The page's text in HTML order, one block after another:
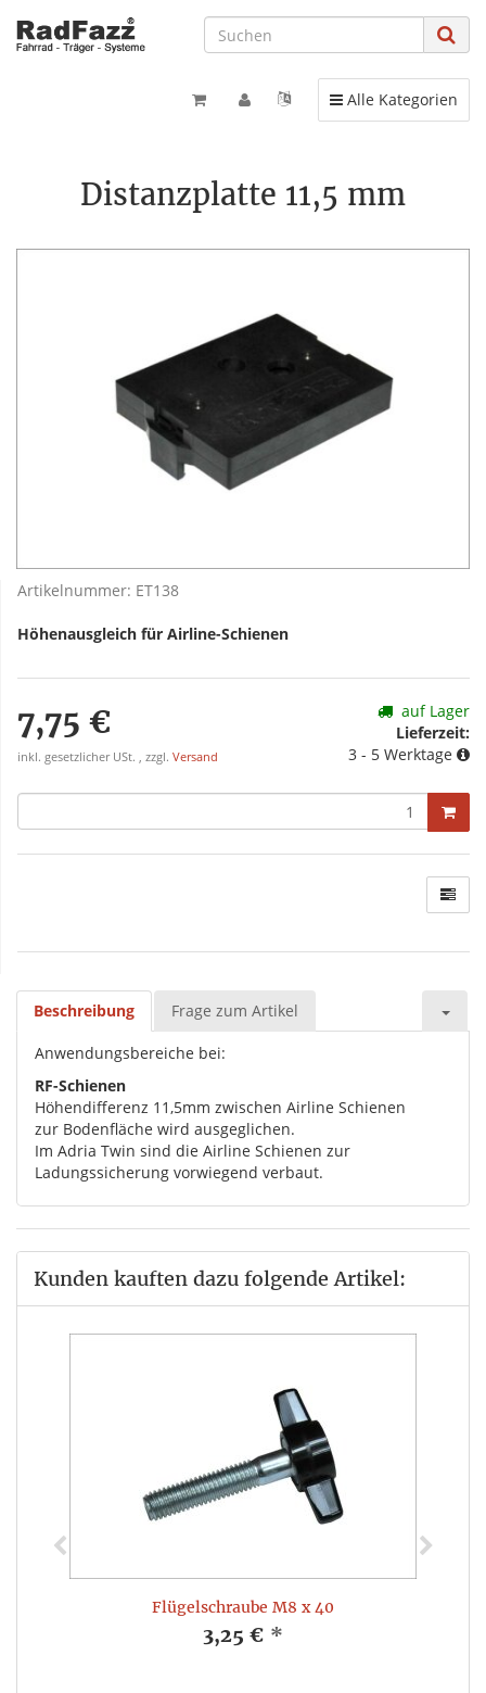
Toggle navigation
Alle Kategorien
Distanzplatte 11,5 mm
Artikelnummer: ET138
Höhenausgleich für Airline-Schienen
7,75 €
inkl. gesetzlicher USt. , zzgl. Versand
auf Lager
Lieferzeit:
3 - 5 Werktage
Beschreibung Frage zum Artikel
Anwendungsbereiche bei:
RF-Schienen
Höhendifferenz 11,5mm zwischen Airline Schienen
zur Bodenfläche wird ausgeglichen.
Im Adria Twin sind die Airline Schienen zur
Ladungssicherung vorwiegend verbaut.
Kunden kauften dazu folgende Artikel:
Flügelschraube M8 x 40
3,25 € *